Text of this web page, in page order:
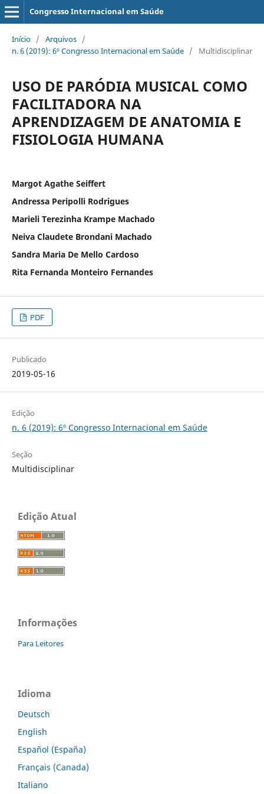
Congresso Internacional em Saúde
Início / Arquivos /
n. 6 (2019): 6º Congresso Internacional em Saúde / Multidisciplinar
USO DE PARÓDIA MUSICAL COMO
FACILITADORA NA
APRENDIZAGEM DE ANATOMIA E
FISIOLOGIA HUMANA
Margot Agathe Seiffert
Andressa Peripolli Rodrigues
Marieli Terezinha Krampe Machado
Neiva Claudete Brondani Machado
Sandra Maria De Mello Cardoso
Rita Fernanda Monteiro Fernandes
PDF
Publicado
2019-05-16
Edição
n. 6 (2019): 6º Congresso Internacional em Saúde
Seção
Multidisciplinar
Edição Atual
Informações
Para Leitores
Idioma
Deutsch
English
Español (España)
Français (Canada)
Italiano